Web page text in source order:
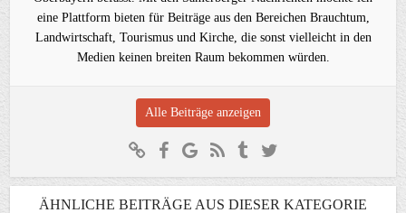
eine Plattform bieten für Beiträge aus den Bereichen Brauchtum,
Landwirtschaft, Tourismus und Kirche, die sonst vielleicht in den
Medien keinen breiten Raum bekommen würden.
Alle Beiträge anzeigen
ÄHNLICHE BEITRÄGE AUS DIESER KATEGORIE